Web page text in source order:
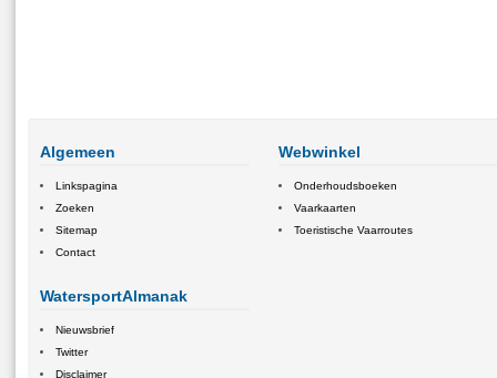
Algemeen
Linkspagina
Zoeken
Sitemap
Contact
WatersportAlmanak
Nieuwsbrief
Twitter
Disclaimer
Webwinkel
Onderhoudsboeken
Vaarkaarten
Toeristische Vaarroutes